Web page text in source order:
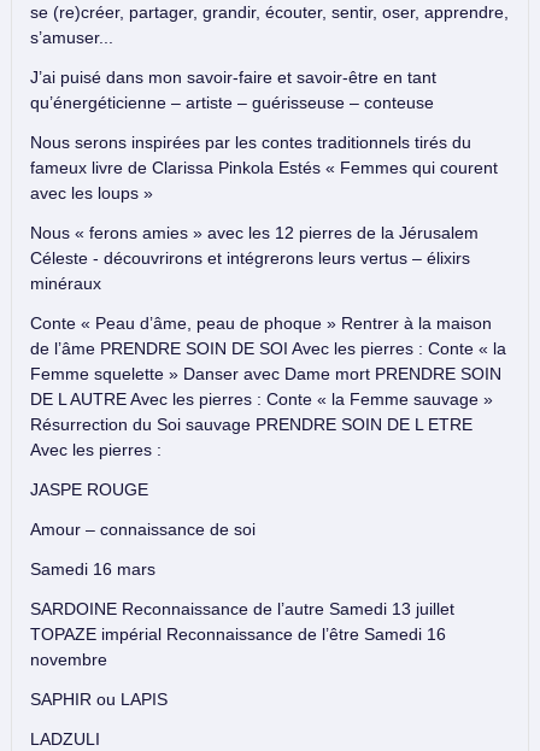
se (re)créer, partager, grandir, écouter, sentir, oser, apprendre,
s’amuser...
J’ai puisé dans mon savoir-faire et savoir-être en tant
qu’énergéticienne – artiste – guérisseuse – conteuse
Nous serons inspirées par les contes traditionnels tirés du
fameux livre de Clarissa Pinkola Estés « Femmes qui courent
avec les loups »
Nous « ferons amies » avec les 12 pierres de la Jérusalem
Céleste - découvrirons et intégrerons leurs vertus – élixirs
minéraux
Conte « Peau d’âme, peau de phoque » Rentrer à la maison
de l’âme PRENDRE SOIN DE SOI Avec les pierres : Conte « la
Femme squelette » Danser avec Dame mort PRENDRE SOIN
DE L AUTRE Avec les pierres : Conte « la Femme sauvage »
Résurrection du Soi sauvage PRENDRE SOIN DE L ETRE
Avec les pierres :
JASPE ROUGE
Amour – connaissance de soi
Samedi 16 mars
SARDOINE Reconnaissance de l’autre Samedi 13 juillet
TOPAZE impérial Reconnaissance de l’être Samedi 16
novembre
SAPHIR ou LAPIS
LADZULI